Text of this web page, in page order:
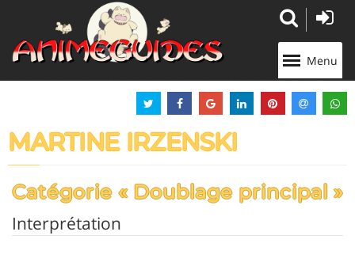
Menu
MARTINE IRZENSKI
Catégorie « Doublage principal »
Interprétation
Panneau de gestion des cookies